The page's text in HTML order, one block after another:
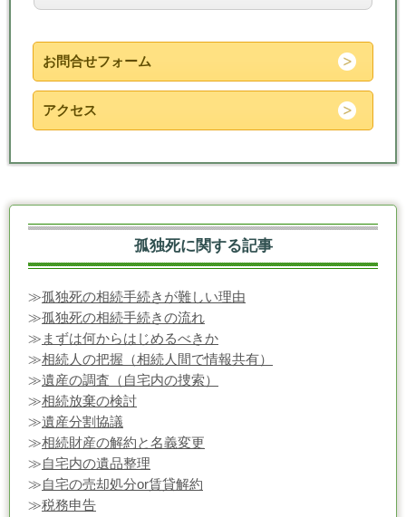
お問合せフォーム
アクセス
孤独死に関する記事
≫孤独死の相続手続きが難しい理由
≫孤独死の相続手続きの流れ
≫ まずは何からはじめるべきか
≫相続人の把握（相続人間で情報共有）
≫遺産の調査（自宅内の捜索）
≫相続放棄の検討
≫遺産分割協議
≫相続財産の解約と名義変更
≫自宅内の遺品整理
≫自宅の売却処分or賃貸解約
≫税務申告